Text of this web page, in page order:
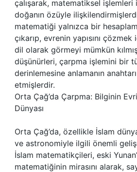
çalışarak, matematiksel işlemleri
doğanın özüyle
matematiği yalnızca bir
çıkarıp, evrenin yapısını
dil olarak görmeyi mümkün
düşünürleri, çarpma işlemini bir
derinlemesine anlamanın
etmişlerdir.
Orta Çağ’da Çarpma: Bilginin
Dünyası
Orta Çağ’da, özellikle İslam
ve astronomiyle ilgili önemli
İslam matematikçileri, eski
matematiğinin mirasını alarak,